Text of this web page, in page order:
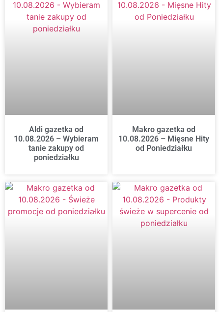
Aldi gazetka od
10.08.2026 – Wybieram
tanie zakupy od
poniedziałku
Makro gazetka od
10.08.2026 – Mięsne Hity
od Poniedziałku